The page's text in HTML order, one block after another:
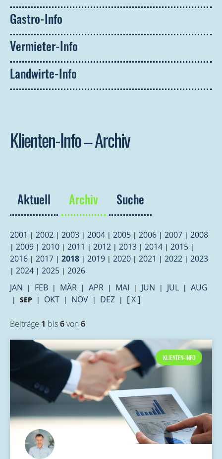
Gastro-Info
Vermieter-Info
Landwirte-Info
Klienten-Info – Archiv
Aktuell Archiv Suche
2001 | 2002 | 2003 | 2004 | 2005 | 2006 | 2007 | 2008
| 2009 | 2010 | 2011 | 2012 | 2013 | 2014 | 2015 |
2016 | 2017 | 2018 | 2019 | 2020 | 2021 | 2022 | 2023
| 2024 | 2025 | 2026
JAN | FEB | MÄR | APR | MAI | JUN | JUL | AUG
| SEP | OKT | NOV | DEZ | [ X ]
Beiträge 1 bis6von 6
KLIENTEN-INFO